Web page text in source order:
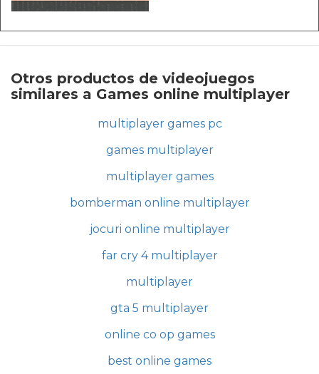
Otros productos de videojuegos
similares a Games online multiplayer
multiplayer games pc
games multiplayer
multiplayer games
bomberman online multiplayer
jocuri online multiplayer
far cry 4 multiplayer
multiplayer
gta 5 multiplayer
online co op games
best online games